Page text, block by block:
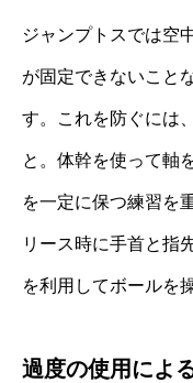
ジャンプトスでは空
が固定できないこと
す。これを防ぐには
と。体幹を使って軸
を一定に保つ練習を
リース時に手首と指
を利用してボールを
過度の使用によ